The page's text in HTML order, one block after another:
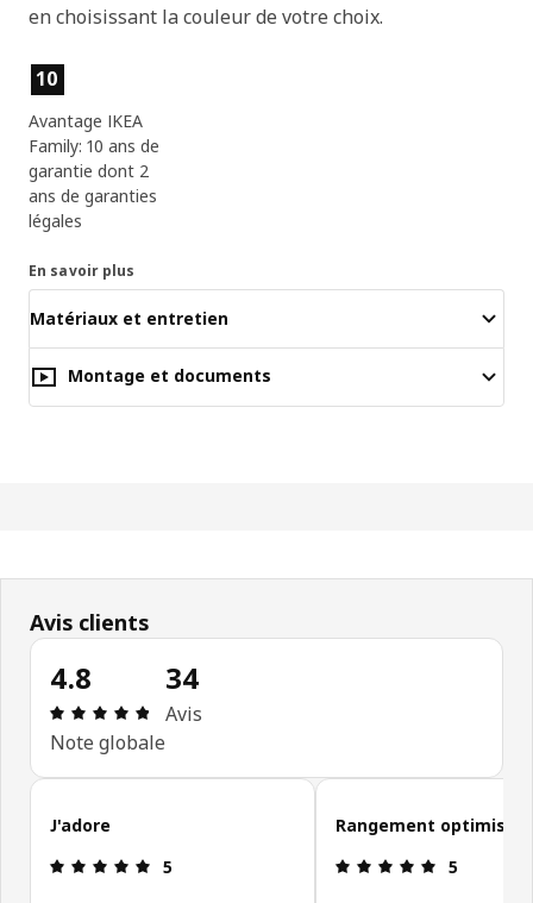
en choisissant la couleur de votre choix.
Caractéristiques du produit
10
Avantage IKEA
Family: 10 ans de
garantie dont 2
ans de garanties
légales
En savoir plus
Matériaux et entretien
Montage et documents
Avis clients
4.8
Avis: 4.8 sur 5 étoiles Nombre total d'avis: 34
Note globale
34
Avis
Ignorer les avis clients
J'adore
Avis: 5 sur 5 étoiles
5
Rangement optimisé
Avis: 5 sur
5